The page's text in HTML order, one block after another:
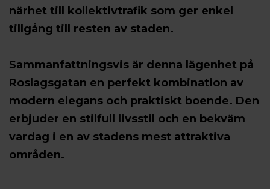
närhet till kollektivtrafik som ger enkel
tillgång till resten av staden.
Sammanfattningsvis är denna lägenhet på
Roslagsgatan en perfekt kombination av
modern elegans och praktiskt boende. Den
erbjuder en stilfull livsstil och en bekväm
vardag i en av stadens mest attraktiva
områden.